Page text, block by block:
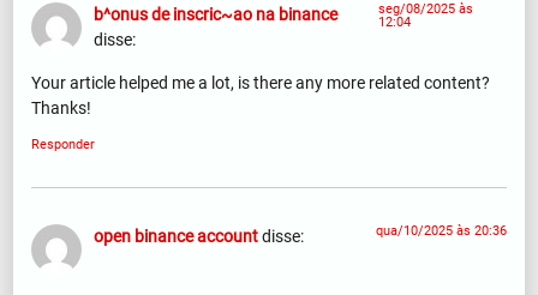
b^onus de inscric~ao na binance
disse:
seg/08/2025 às
12:04
Your article helped me a lot, is there any more related content?
Thanks!
Responder
open binance accountdisse: qua/10/2025 às 20:36